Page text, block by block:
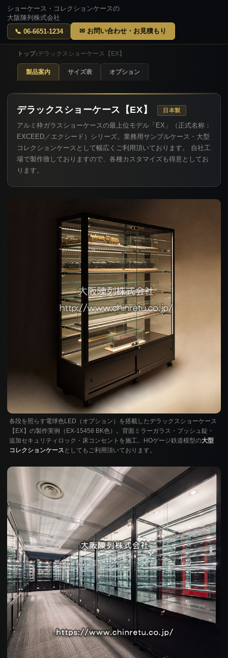
ショーケース・コレクションケースの
大阪陳列株式会社
📞 06-6651-1234
✉ お問い合わせ・お見積もり
トップ›デラックスショーケース【EX】
製品案内 サイズ表 オプション
デラックスショーケース【EX】 日本製
アルミ枠ガラスショーケースの最上位モデル「EX」（正式名称：
EXCEED／エクシード）シリーズ。業務用サンプルケース・大型
コレクションケースとして幅広くご利用頂いております。 自社工
場で製作致しておりますので、各種カスタマイズも得意としてお
ります。
各段を照らす電球色LED（オプション）を搭載したデラックスショーケース
【EX】の製作実例（EX-15458 BK色）。背面ミラーガラス・プッシュ錠・
追加セキュリティロック・床コンセントを施工。HOゲージ鉄道模型の大型
コレクションケース としてもご利用頂いております。